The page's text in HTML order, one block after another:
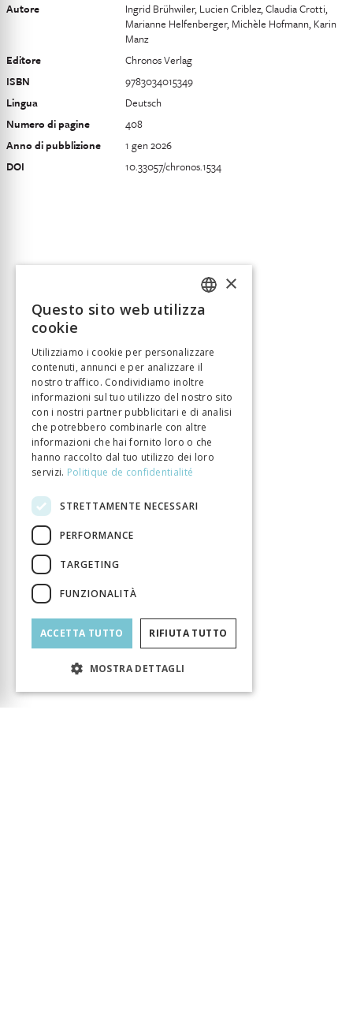
Autore
Ingrid Brühwiler, Lucien Criblez, Claudia Crotti,
Marianne Helfenberger, Michèle Hofmann, Karin
Manz
Editore
Chronos Verlag
ISBN
9783034015349
Lingua
Deutsch
Numero di pagine
408
Anno di pubblizione
1 gen 2026
DOI
10.33057/chronos.1534
FRENCH
×
Questo sito web utilizza
cookie
Utilizziamo i cookie per personalizzare
contenuti, annunci e per analizzare il
nostro traffico. Condividiamo inoltre
informazioni sul tuo utilizzo del nostro sito
con i nostri partner pubblicitari e di analisi
che potrebbero combinarle con altre
informazioni che hai fornito loro o che
hanno raccolto dal tuo utilizzo dei loro
servizi. Politique de confidentialité
STRETTAMENTE NECESSARI
PERFORMANCE
TARGETING
FUNZIONALITÀ
ACCETTA TUTTO RIFIUTA TUTTO
MOSTRA DETTAGLI